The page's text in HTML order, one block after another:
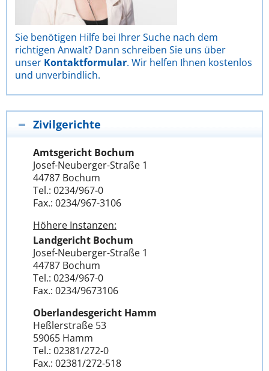
Sie benötigen Hilfe bei Ihrer Suche nach dem
richtigen Anwalt? Dann schreiben Sie uns über
unser Kontaktformular. Wir helfen Ihnen kostenlos
und unverbindlich.
Zivilgerichte
Amtsgericht Bochum
Josef-Neuberger-Straße 1
44787 Bochum
Tel.: 0234/967-0
Fax.: 0234/967-3106
Höhere Instanzen:
Landgericht Bochum
Josef-Neuberger-Straße 1
44787 Bochum
Tel.: 0234/967-0
Fax.: 0234/9673106
Oberlandesgericht Hamm
Heßlerstraße 53
59065 Hamm
Tel.: 02381/272-0
Fax.: 02381/272-518